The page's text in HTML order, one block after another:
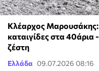
Κλέαρχος Μαρουσάκης:
καταιγίδες στα 40άρια
ζέστη
Ελλάδα 09.07.2026 08:16